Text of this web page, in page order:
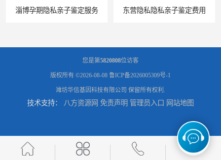
淄博孕期隐私亲子鉴定服务 东营隐私隐私亲子鉴定费用
滨州无创隐私亲子鉴定费用 聊城正规隐私亲子鉴定价格
您是第5820808位访客
版权所有 ©2026-08-08 鲁ICP备2026005309号-1
潍坊华信基因科技有限公司 保留所有权利.
技术支持： 八方资源网 免责声明 管理员入口 网站地图